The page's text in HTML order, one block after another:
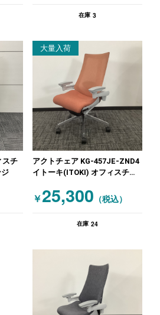
在庫 3
スチ
大量入荷
アクトチェア KG-457JE-ZND4
イトーキ(ITOKI) オフィスチェ
￥25,300 （税込）
在庫 24